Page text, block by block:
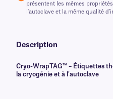
présentent les mêmes
l'autoclave et la même qualité
Description
Cryo-WrapTAG™ – Étiquettes
la cryogénie et à l'autoclave